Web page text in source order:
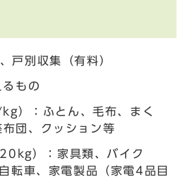
戸別収集（有料）
もの
）：ふとん、毛布、まく
団、クッション等
）：家具類、バイク
転車、家電製品（家電4品目